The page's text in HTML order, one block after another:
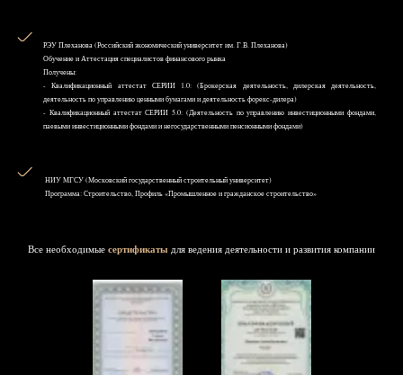
РЭУ Плеханова (Российский экономический университет им. Г.В. Плеханова)
Обучение и Аттестация специалистов финансового рынка
Получены:
- Квалификационный аттестат СЕРИИ 1.0: (Брокерская деятельность, дилерская деятельность,
деятельность по управлению ценными бумагами и деятельность форекс-дилера)
- Квалификационный аттестат СЕРИИ 5.0: (Деятельность по управлению инвестиционными фондами,
паевыми инвестиционными фондами и негосударственными пенсионными фондами)
НИУ MГСУ (Московский государственный строительный университет)
Программа: Строительство, Профиль «Промышленное и гражданское строительство»
Все необходимые сертификаты для ведения деятельности и развития компании